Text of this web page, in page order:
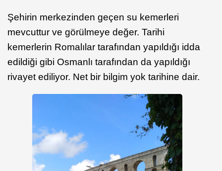
Şehirin merkezinden geçen su kemerleri
mevcuttur ve görülmeye değer. Tarihi
kemerlerin Romalılar tarafından yapıldığı idda
edildiği gibi Osmanlı tarafından da yapıldığı
rivayet ediliyor. Net bir bilgim yok tarihine dair.